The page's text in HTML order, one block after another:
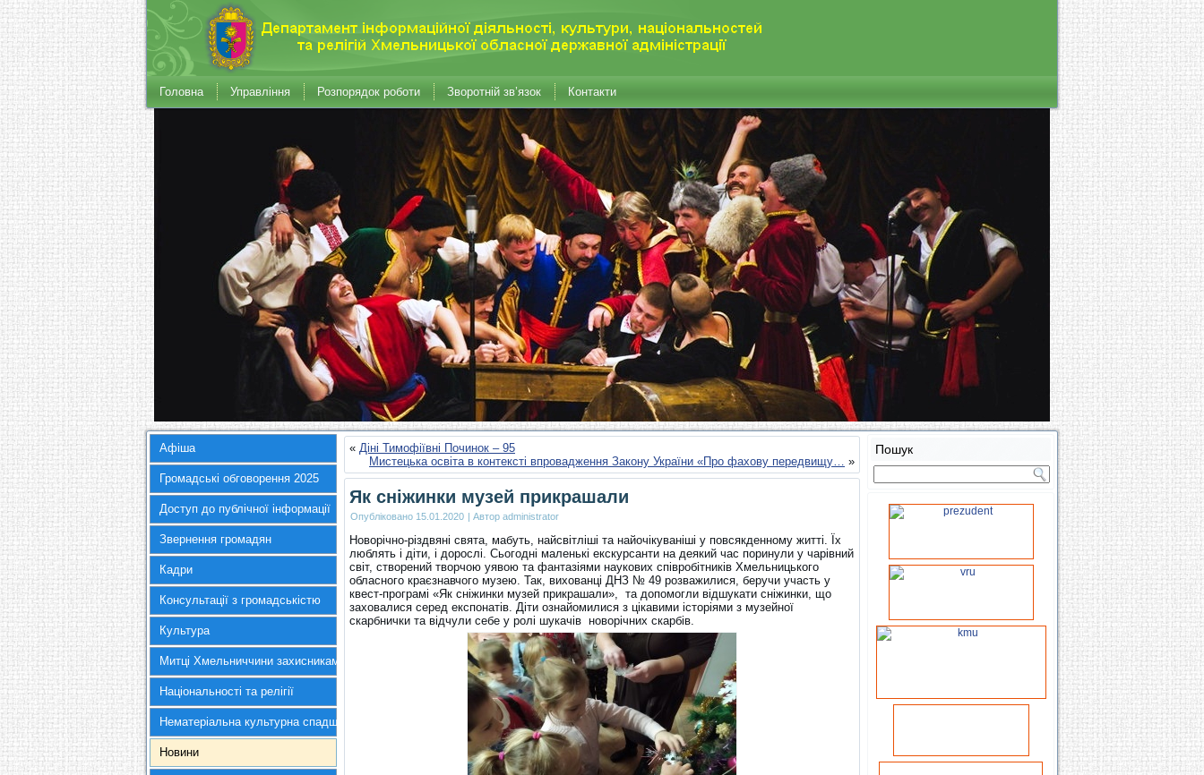
Головна Управління Розпорядок роботи Зворотній зв’язок Контакти
Афіша
Громадські обговорення 2025
Доступ до публічної інформації
Звернення громадян
Кадри
Консультації з громадськістю
Культура
Митці Хмельниччини захисникам України
Національності та релігії
Нематеріальна культурна спадщина
Новини
« Діні Тимофіївні Починок – 95
Мистецька освіта в контексті впровадження Закону України «Про фахову передвищу… »
Як сніжинки музей прикрашали
Опубліковано 15.01.2020 | Автор administrator
Новорічно-різдвяні свята, мабуть, найсвітліші та найочікуваніші у повсякденному житті. Їх
люблять і діти, і дорослі. Сьогодні маленькі екскурсанти на деякий час поринули у чарівний
світ, створений творчою уявою та фантазіями наукових співробітників Хмельницького
обласного краєзнавчого музею. Так, вихованці ДНЗ № 49 розважилися, беручи участь у
квест-програмі «Як сніжинки музей прикрашали», та допомогли відшукати сніжинки, що
заховалися серед експонатів. Діти ознайомилися з цікавими історіями з музейної
скарбнички та відчули себе у ролі шукачів новорічних скарбів.
Пошук